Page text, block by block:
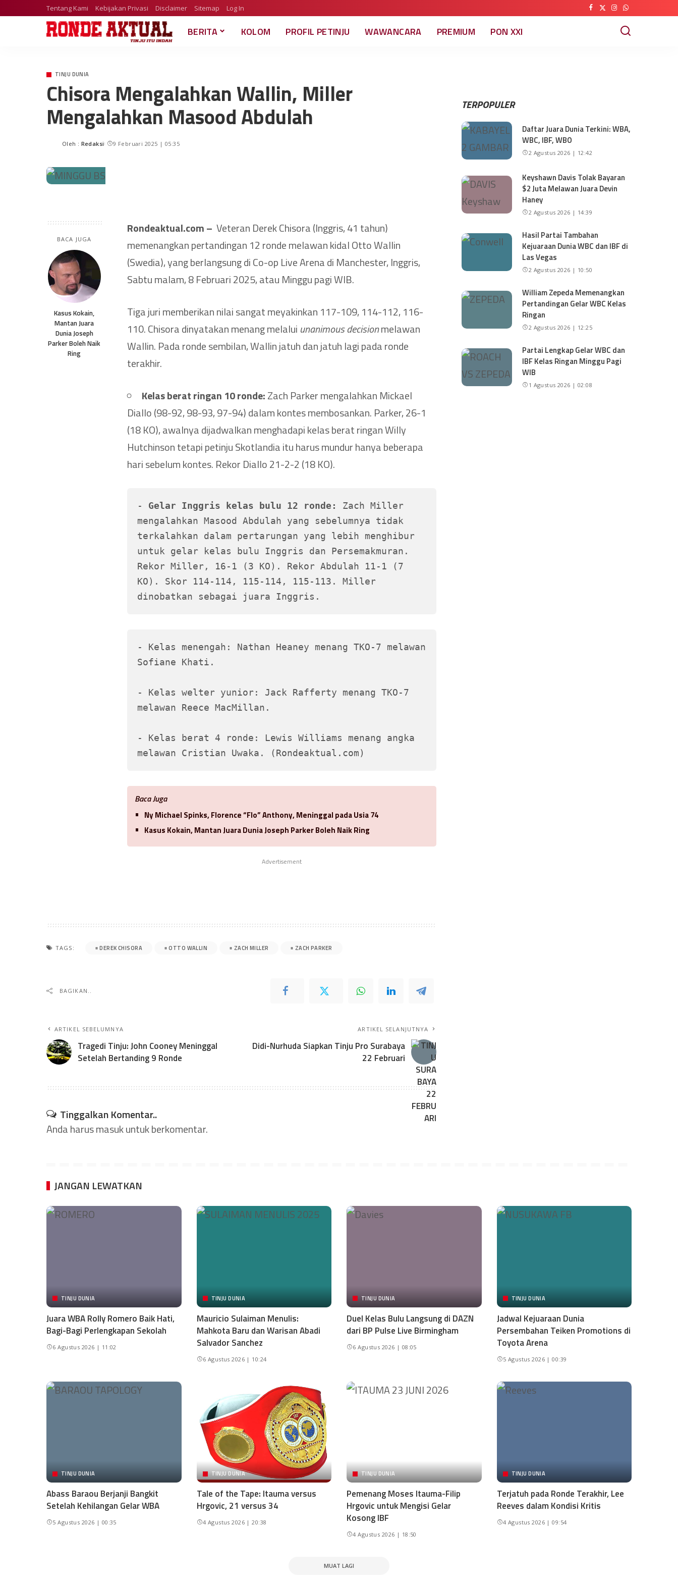
Tentang Kami Kebijakan Privasi Disclaimer Sitemap Log In
BERITA KOLOM PROFIL PETINJU WAWANCARA PREMIUM PON XXI
TINJU DUNIA
Chisora Mengalahkan Wallin, Miller
Mengalahkan Masood Abdulah
Oleh : Redaksi 9 Februari 2025 | 05:35
BACA JUGA
Kasus Kokain,
Mantan Juara
Dunia Joseph
Parker Boleh Naik
Ring
Rondeaktual.com – Veteran Derek Chisora (Inggris, 41 tahun)
memenangkan pertandingan 12 ronde melawan kidal Otto Wallin
(Swedia), yang berlangsung di Co-op Live Arena di Manchester, Inggris,
Sabtu malam, 8 Februari 2025, atau Minggu pagi WIB.
Tiga juri memberikan nilai sangat meyakinkan 117-109, 114-112, 116-
110. Chisora dinyatakan menang melalui unanimous decisionmelawan
Wallin. Pada ronde sembilan, Wallin jatuh dan jatuh lagi pada ronde
terakhir.
Kelas berat ringan 10 ronde:Zach Parker mengalahkan Mickael
Diallo (98-92, 98-93, 97-94) dalam kontes membosankan. Parker, 26-1
(18 KO), awalnya dijadwalkan menghadapi kelas berat ringan Willy
Hutchinson tetapi petinju Skotlandia itu harus mundur hanya beberapa
hari sebelum kontes. Rekor Diallo 21-2-2 (18 KO).
- Gelar Inggris kelas bulu 12 ronde:
Zach Miller
mengalahkan Masood Abdulah yang sebelumnya tidak
terkalahkan dalam pertarungan yang lebih menghibur
untuk gelar kelas bulu Inggris dan Persemakmuran.
Rekor Miller, 16-1 (3 KO). Rekor Abdulah 11-1 (7
KO). Skor 114-114, 115-114, 115-113. Miller
dinobatkan sebagai juara Inggris.
- Kelas menengah: Nathan Heaney menang TKO-7 melawan
Sofiane Khati.
- Kelas welter yunior: Jack Rafferty menang TKO-7
melawan Reece MacMillan.
- Kelas berat 4 ronde: Lewis Williams menang angka
melawan Cristian Uwaka. (Rondeaktual.com)
Baca Juga
Ny Michael Spinks, Florence “Flo” Anthony, Meninggal pada Usia 74
Kasus Kokain, Mantan Juara Dunia Joseph Parker Boleh Naik Ring
Advertisement
TAGS: DEREK CHISORA OTTO WALLIN ZACH MILLER ZACH PARKER
BAGIKAN..
ARTIKEL SEBELUMNYA
Tragedi Tinju: John Cooney Meninggal
Setelah Bertanding 9 Ronde
ARTIKEL SELANJUTNYA
Didi-Nurhuda Siapkan Tinju Pro Surabaya
22 Februari
Tinggalkan Komentar..
Anda harusmasukuntuk berkomentar.
TERPOPULER
Daftar Juara Dunia Terkini: WBA,
WBC, IBF, WBO
2 Agustus 2026 | 12:42
Keyshawn Davis Tolak Bayaran
$2 Juta Melawan Juara Devin
Haney
2 Agustus 2026 | 14:39
Hasil Partai Tambahan
Kejuaraan Dunia WBC dan IBF di
Las Vegas
2 Agustus 2026 | 10:50
William Zepeda Memenangkan
Pertandingan Gelar WBC Kelas
Ringan
2 Agustus 2026 | 12:25
Partai Lengkap Gelar WBC dan
IBF Kelas Ringan Minggu Pagi
WIB
1 Agustus 2026 | 02:08
JANGAN LEWATKAN
TINJU DUNIA
Juara WBA Rolly Romero Baik Hati,
Bagi-Bagi Perlengkapan Sekolah
6 Agustus 2026 | 11:02
TINJU DUNIA
Mauricio Sulaiman Menulis:
Mahkota Baru dan Warisan Abadi
Salvador Sanchez
6 Agustus 2026 | 10:24
TINJU DUNIA
Duel Kelas Bulu Langsung di DAZN
dari BP Pulse Live Birmingham
6 Agustus 2026 | 08:05
TINJU DUNIA
Jadwal Kejuaraan Dunia
Persembahan Teiken Promotions di
Toyota Arena
5 Agustus 2026 | 00:39
TINJU DUNIA
Abass Baraou Berjanji Bangkit
Setelah Kehilangan Gelar WBA
5 Agustus 2026 | 00:35
TINJU DUNIA
Tale of the Tape: Itauma versus
Hrgovic, 21 versus 34
4 Agustus 2026 | 20:38
TINJU DUNIA
Pemenang Moses Itauma-Filip
Hrgovic untuk Mengisi Gelar
Kosong IBF
4 Agustus 2026 | 18:50
TINJU DUNIA
Terjatuh pada Ronde Terakhir, Lee
Reeves dalam Kondisi Kritis
4 Agustus 2026 | 09:54
MUAT LAGI